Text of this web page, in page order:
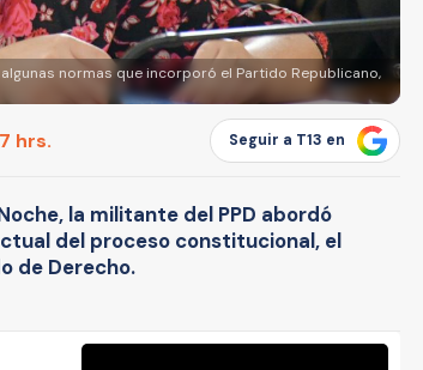
normas que incorporó el Partido Republicano,
hrs. Seguir a T13 en
la militante del PPD abordó
del proceso constitucional, el
de Derecho.